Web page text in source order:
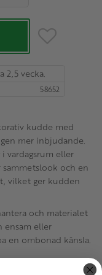
Lägg till i
2,5 vecka.
58652
kudde med
mer inbjudande.
vardagsrum eller
sammetslook och en
vilket ger kudden
och materialet
ensam eller
en ombonad känsla.